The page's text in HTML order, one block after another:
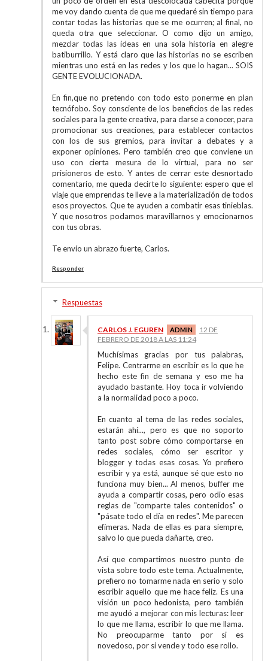
me voy dando cuenta de que me quedaré sin tiempo para
contar todas las historias que se me ocurren; al final, no
queda otra que seleccionar. O como dijo un amigo,
mezclar todas las ideas en una sola historia en alegre
batiburrillo. Y está claro que las historias no se escriben
mientras uno está en las redes y los que lo hagan... SOIS
GENTE EVOLUCIONADA.
En fin,que no pretendo con todo esto ponerme en plan
tecnófobo. Soy consciente de los beneficios de las redes
sociales para la gente creativa, para darse a conocer, para
promocionar sus creaciones, para establecer contactos
con los de sus gremios, para invitar a debates y a
exponer opiniones. Pero también creo que conviene un
uso con cierta mesura de lo virtual, para no ser
prisioneros de esto. Y antes de cerrar este desnortado
comentario, me queda decirte lo siguiente: espero que el
viaje que emprendas te lleve a la materialización de todos
esos proyectos. Que te ayuden a combatir esas tinieblas.
Y que nosotros podamos maravillarnos y emocionarnos
con tus obras.
Te envío un abrazo fuerte, Carlos.
Responder
Respuestas
CARLOS J. EGUREN
12 DE
FEBRERO DE 2018 A LAS 11:24
Muchísimas gracias por tus palabras,
Felipe. Centrarme en escribir es lo que he
hecho este fin de semana y eso me ha
ayudado bastante. Hoy toca ir volviendo
a la normalidad poco a poco.
En cuanto al tema de las redes sociales,
estarán ahí..., pero es que no soporto
tanto post sobre cómo comportarse en
redes sociales, cómo ser escritor y
blogger y todas esas cosas. Yo prefiero
escribir y ya está, aunque sé que esto no
funciona muy bien... Al menos, buffer me
ayuda a compartir cosas, pero odio esas
reglas de "comparte tales contenidos" o
"pásate todo el día en redes". Me parecen
efímeras. Nada de ellas es para siempre,
salvo lo que pueda dañarte, creo.
Así que compartimos nuestro punto de
vista sobre todo este tema. Actualmente,
prefiero no tomarme nada en serio y solo
escribir aquello que me hace feliz. Es una
visión un poco hedonista, pero también
me ayudó a mejorar con mis lecturas: leer
lo que me llama, escribir lo que me llama.
No preocuparme tanto por si es
novedoso, por si vende y todo ese rollo.